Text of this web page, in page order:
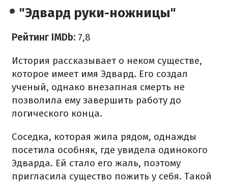
"Эдвард руки-ножницы"
Рейтинг IMDb: 7,8
История рассказывает о неком существе,
которое имеет имя Эдвард. Его создал
ученый, однако внезапная смерть не
позволила ему завершить работу до
логического конца.
Соседка, которая жила рядом, однажды
посетила особняк, где увидела одинокого
Эдварда. Ей стало его жаль, поэтому
пригласила существо пожить у себя. Такой